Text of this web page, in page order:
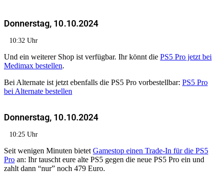
Donnerstag, 10.10.2024
10:32 Uhr
Und ein weiterer Shop ist verfügbar. Ihr könnt die PS5 Pro jetzt bei
Medimax bestellen.
Bei Alternate ist jetzt ebenfalls die PS5 Pro vorbestellbar: PS5 Pro
bei Alternate bestellen
Donnerstag, 10.10.2024
10:25 Uhr
Seit wenigen Minuten bietet Gamestop einen Trade-In für die PS5
Pro an: Ihr tauscht eure alte PS5 gegen die neue PS5 Pro ein und
zahlt dann “nur” noch 479 Euro.